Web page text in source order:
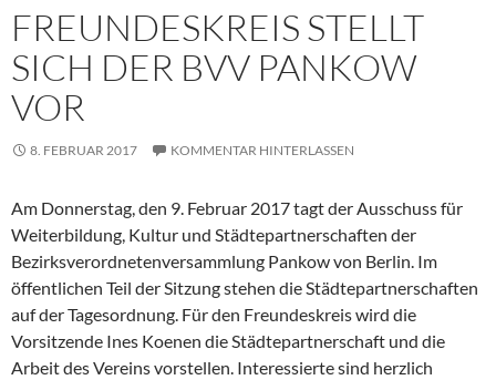
FREUNDESKREIS STELLT
SICH DER BVV PANKOW
VOR
8. FEBRUAR 2017 KOMMENTAR HINTERLASSEN
Am Donnerstag, den 9. Februar 2017 tagt der Ausschuss für
Weiterbildung, Kultur und Städtepartnerschaften der
Bezirksverordnetenversammlung Pankow von Berlin. Im
öffentlichen Teil der Sitzung stehen die Städtepartnerschaften
auf der Tagesordnung. Für den Freundeskreis wird die
Vorsitzende Ines Koenen die Städtepartnerschaft und die
Arbeit des Vereins vorstellen. Interessierte sind herzlich